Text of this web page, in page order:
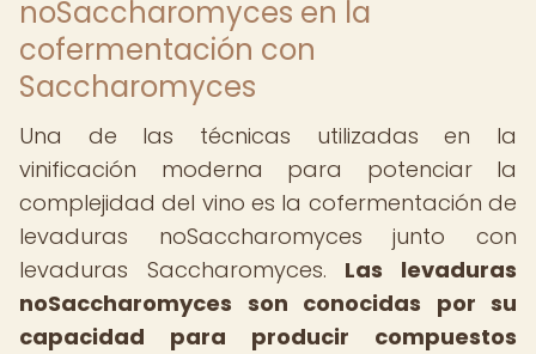
noSaccharomyces en la
cofermentación con
Saccharomyces
Una de las técnicas utilizadas en la
vinificación moderna para potenciar la
complejidad del vino es la cofermentación de
levaduras noSaccharomyces junto con
levaduras Saccharomyces. Las levaduras
noSaccharomyces son conocidas por su
capacidad para producir compuestos